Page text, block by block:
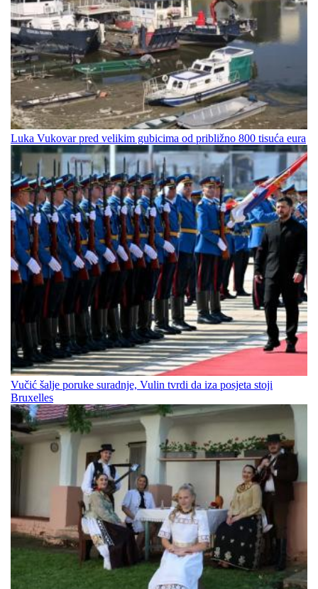
Luka Vukovar pred velikim gubicima od približno 800 tisuća eura
Vučić šalje poruke suradnje, Vulin tvrdi da iza posjeta stoji
Bruxelles